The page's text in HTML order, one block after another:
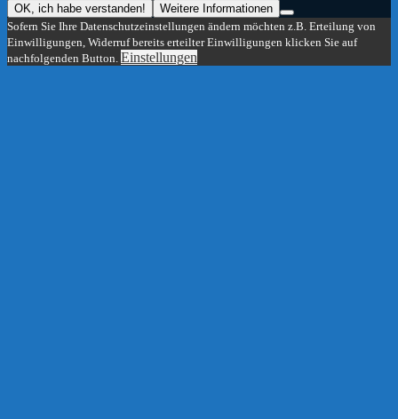
OK, ich habe verstanden!
Weitere Informationen
Sofern Sie Ihre Datenschutzeinstellungen ändern möchten z.B. Erteilung von
Einwilligungen, Widerruf bereits erteilter Einwilligungen klicken Sie auf
nachfolgenden Button. Einstellungen